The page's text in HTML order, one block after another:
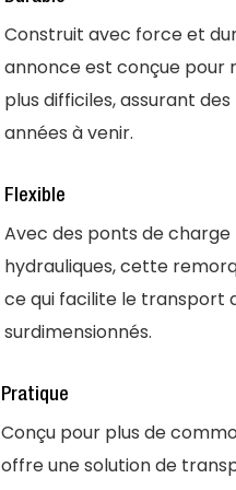
Construit avec force et
annonce est conçue pour
plus difficiles, assurant
années à venir.
Flexible
Avec des ponts de
hydrauliques, cette
ce qui facilite le transport
surdimensionnés.
Pratique
Conçu pour plus de
offre une solution de